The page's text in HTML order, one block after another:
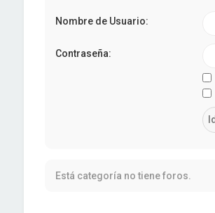
Nombre de Usuario:
Contraseña:
Está categoría no tiene foros.